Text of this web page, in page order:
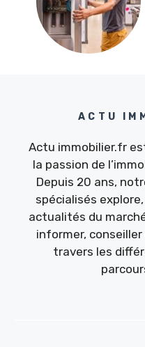
ACTU
Actu immobilier.fr
la passion de
Depuis 20 ans,
spécialisés
actualités du
informer,
travers les